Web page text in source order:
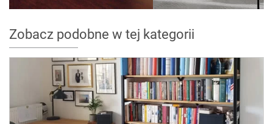
Zobacz podobne w tej kategorii